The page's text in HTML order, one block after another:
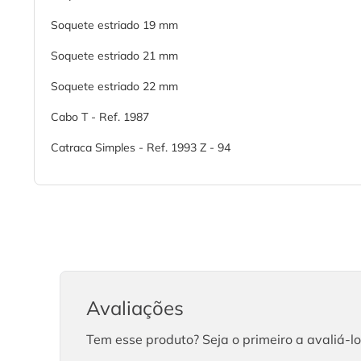
Soquete estriado 19 mm
Soquete estriado 21 mm
Soquete estriado 22 mm
Cabo T - Ref. 1987
Catraca Simples - Ref. 1993 Z - 94
Avaliações
Tem esse produto? Seja o primeiro a avaliá-